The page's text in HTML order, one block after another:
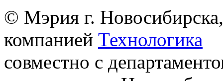
© Мэрия г.
компанией Технологика
совместно с